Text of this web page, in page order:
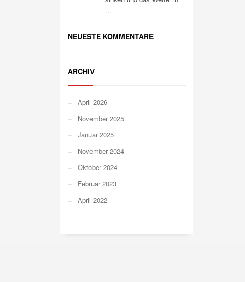
...
NEUESTE KOMMENTARE
ARCHIV
April 2026
November 2025
Januar 2025
November 2024
Oktober 2024
Februar 2023
April 2022